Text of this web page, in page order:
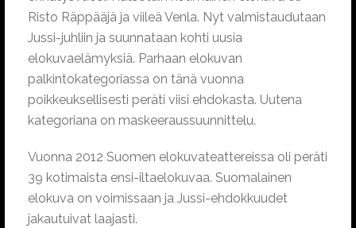
Risto Räppääjä ja viileä Venla. Nyt valmistaudutaan
Jussi-juhliin ja suunnataan kohti uusia
elokuvaelämyksiä. Parhaan elokuvan
palkintokategoriassa on tänä vuonna
poikkeuksellisesti peräti viisi ehdokasta. Uutena
kategoriana on maskeeraussuunnittelu.
Vuonna 2012 Suomen elokuvateattereissa oli peräti
39 kotimaista ensi-iltaelokuvaa. Suomalainen
elokuva on voimissaan ja Jussi-ehdokkuudet
jakautuivat laajasti.